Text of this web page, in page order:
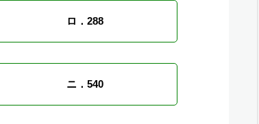
ロ．288
ニ．540